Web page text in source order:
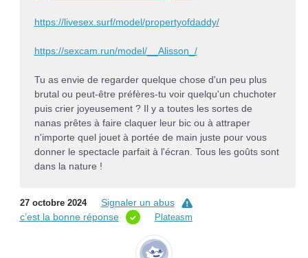
https://livesex.surf/model/propertyofdaddy/
https://sexcam.run/model/__Alisson_/
Tu as envie de regarder quelque chose d'un peu plus
brutal ou peut-être préfères-tu voir quelqu'un chuchoter
puis crier joyeusement ? Il y a toutes les sortes de
nanas prêtes à faire claquer leur bic ou à attraper
n'importe quel jouet à portée de main juste pour vous
donner le spectacle parfait à l'écran. Tous les goûts sont
dans la nature !
27 octobre 2024
Signaler un abus
c’est la bonne réponse
Plateasm